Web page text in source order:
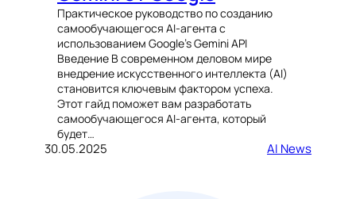
Практическое руководство по созданию
самообучающегося AI-агента с
использованием Google’s Gemini API
Введение В современном деловом мире
внедрение искусственного интеллекта (AI)
становится ключевым фактором успеха.
Этот гайд поможет вам разработать
самообучающегося AI-агента, который
будет…
30.05.2025 AI News